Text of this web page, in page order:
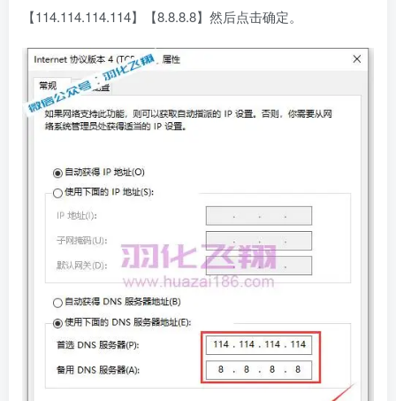
【114.114.114.114】【8.8.8.8】然后点击确定。